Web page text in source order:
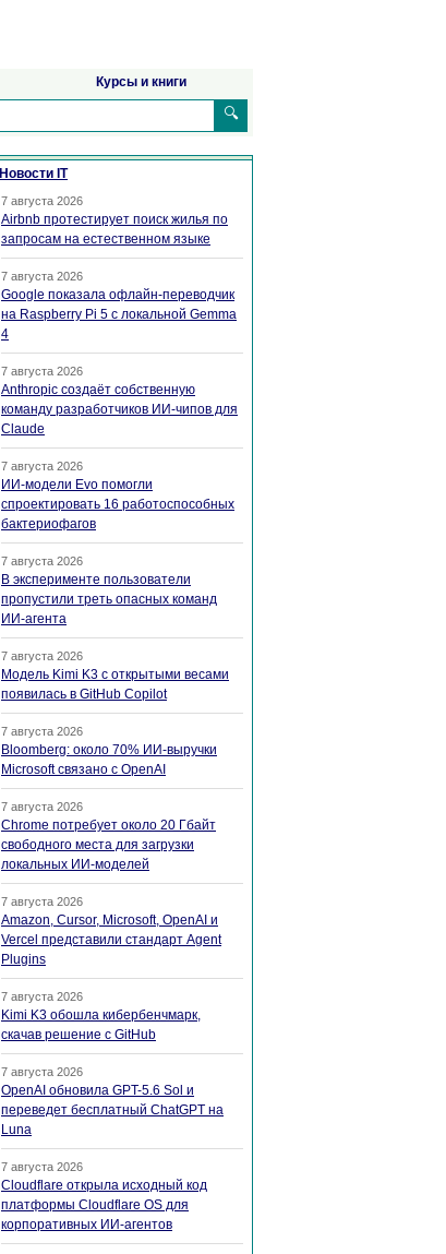
Курсы и книги
🔍
Новости IT
7 августа 2026
Airbnb протестирует поиск жилья по
запросам на естественном языке
7 августа 2026
Google показала офлайн-переводчик
на Raspberry Pi 5 с локальной Gemma
4
7 августа 2026
Anthropic создаёт собственную
команду разработчиков ИИ-чипов для
Claude
7 августа 2026
ИИ-модели Evo помогли
спроектировать 16 работоспособных
бактериофагов
7 августа 2026
В эксперименте пользователи
пропустили треть опасных команд
ИИ-агента
7 августа 2026
Модель Kimi K3 с открытыми весами
появилась в GitHub Copilot
7 августа 2026
Bloomberg: около 70% ИИ-выручки
Microsoft связано с OpenAI
7 августа 2026
Chrome потребует около 20 Гбайт
свободного места для загрузки
локальных ИИ-моделей
7 августа 2026
Amazon, Cursor, Microsoft, OpenAI и
Vercel представили стандарт Agent
Plugins
7 августа 2026
Kimi K3 обошла кибербенчмарк,
скачав решение с GitHub
7 августа 2026
OpenAI обновила GPT-5.6 Sol и
переведет бесплатный ChatGPT на
Luna
7 августа 2026
Cloudflare открыла исходный код
платформы Cloudflare OS для
корпоративных ИИ-агентов